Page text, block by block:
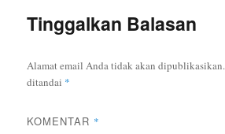
Tinggalkan Balasan
Alamat email Anda tidak akan dipublikasikan.
ditandai *
KOMENTAR *